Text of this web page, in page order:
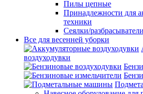
Пилы цепные
Принадлежности для
техники
Сеялки/разбрасыватели
Все для весенней уборки
воздуходувки